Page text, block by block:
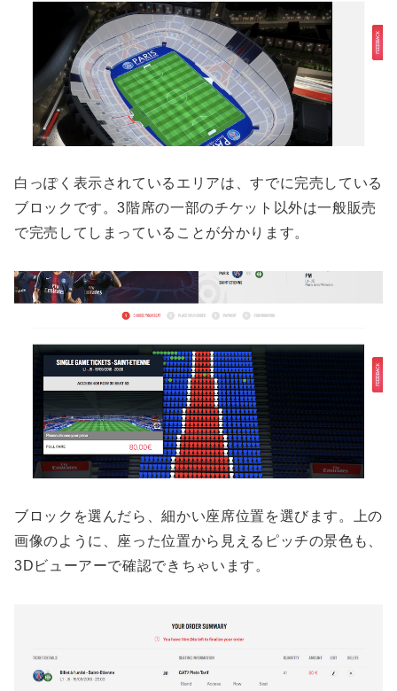
白っぽく表示されているエリアは、すでに完売している
ブロックです。3階席の一部のチケット以外は一般販売
で完売してしまっていることが分かります。
ブロックを選んだら、細かい座席位置を選びます。上の
画像のように、座った位置から見えるピッチの景色も、
3Dビューアーで確認できちゃいます。